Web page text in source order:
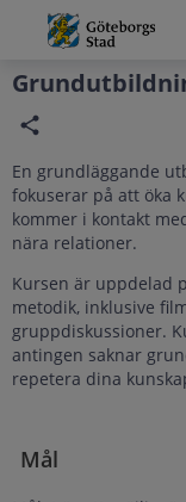
Grade
Portal
En grundläggande
fokuserar på att öka
kommer i kontakt
nära relationer.
Kursen är uppdelad
metodik, inklusive
gruppdiskussioner.
antingen saknar
repetera dina
Mål